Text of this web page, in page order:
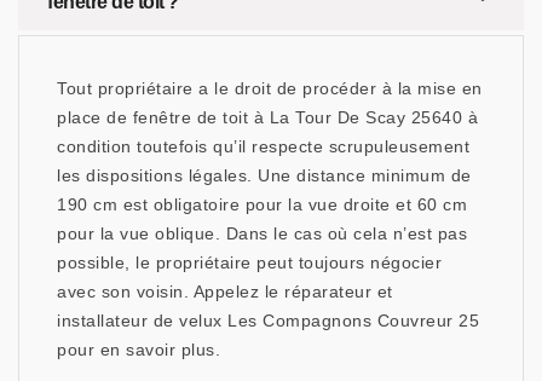
Tout propriétaire a le droit de procéder à la mise en
place de fenêtre de toit à La Tour De Scay 25640 à
condition toutefois qu’il respecte scrupuleusement
les dispositions légales. Une distance minimum de
190 cm est obligatoire pour la vue droite et 60 cm
pour la vue oblique. Dans le cas où cela n’est pas
possible, le propriétaire peut toujours négocier
avec son voisin. Appelez le réparateur et
installateur de velux Les Compagnons Couvreur 25
pour en savoir plus.